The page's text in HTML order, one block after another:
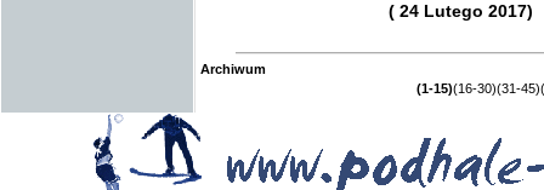
( 24 Lutego 2017)
Archiwum
(1-15)(16-30)(31-45)